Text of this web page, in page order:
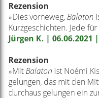
Rezension
»Dies vorneweg, Balaton
Kurzgeschichten. Jede
Jürgen K. |
Rezension
»Mit Balaton ist Noémi
gelungen, das mit den
durchaus gelungen ein